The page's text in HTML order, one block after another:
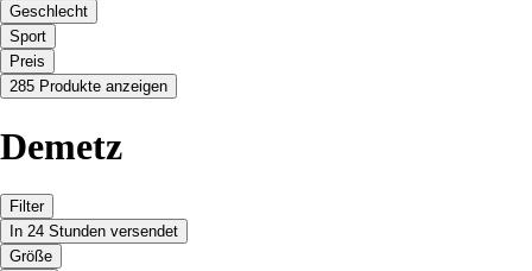
Geschlecht
Sport
Preis
285 Produkte anzeigen
Demetz
Filter
In 24 Stunden versendet
Größe